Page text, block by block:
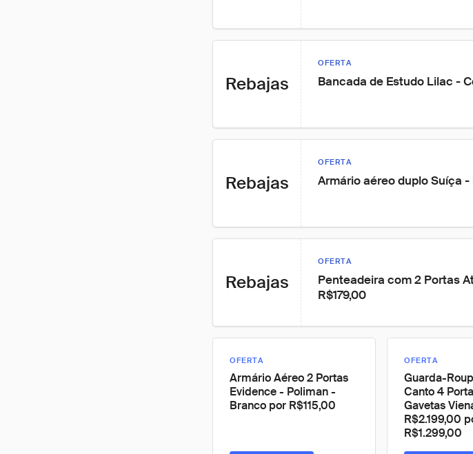
Rebajas
OFERTA
Bancada de Estudo Lilac -
Rebajas
OFERTA
Armário aéreo duplo Suíça
Rebajas
OFERTA
Penteadeira com 2 Portas
R$179,00
OFERTA
Armário Aéreo 2 Portas
Evidence - Poliman -
Branco por R$115,00
OFERTA
Guarda-
Canto 4
Gavetas
R$2.199,00
R$1.299,00